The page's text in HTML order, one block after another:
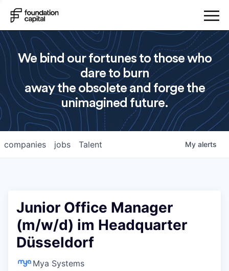
We bind our fortunes to those who
dare to burn
away the obsolete and forge the
unimagined future.
jobs
companies Talent My alerts
Junior Office Manager
(m/w/d) im Headquarter
Düsseldorf
Mya Systems